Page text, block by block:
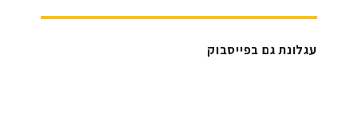
עגלונת גם בפייסבוק